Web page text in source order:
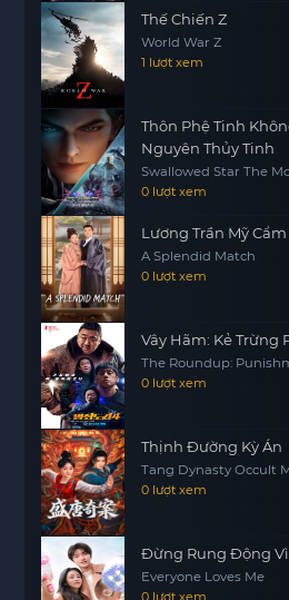
khó khăn mà họ phải đưa ra
trình không chỉ giải trí mà còn
lòng nhân ái và trách nhiệm
Thế Chiến Z
World War Z
1 lượt xem
Thôn Phệ Tinh
Nguyên Thủy Tinh
Swallowed Star The
the Primordial Star
0 lượt xem
Lương Trần Mỹ Cẩm
A Splendid Match
0 lượt xem
Vây Hãm: Kẻ Trừng
The Roundup:
0 lượt xem
Thịnh Đường Kỳ Án
Tang Dynasty Occult
0 lượt xem
Đừng Rung Động
Everyone Loves Me
0 lượt xem